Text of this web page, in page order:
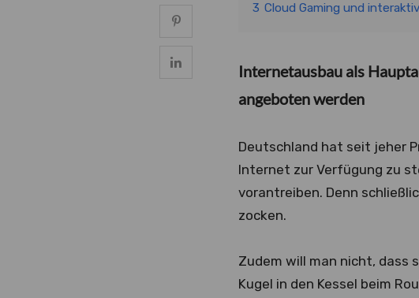
3 Cloud Gaming und
Internetausbau als
angeboten werden
Deutschland hat seit jeher
Internet zur Verfügung zu
vorantreiben. Denn
zocken.
Zudem will man nicht, dass
Kugel in den Kessel beim